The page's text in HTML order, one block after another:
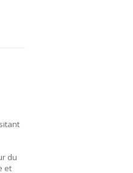
du
et